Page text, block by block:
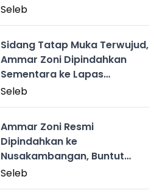
Seleb
Sidang Tatap Muka Terwujud,
Ammar Zoni Dipindahkan
Sementara ke Lapas
Cipinang
Seleb
Ammar Zoni Resmi
Dipindahkan ke
Nusakambangan, Buntut
Mengedarkan Narkoba di
Rutan
Seleb